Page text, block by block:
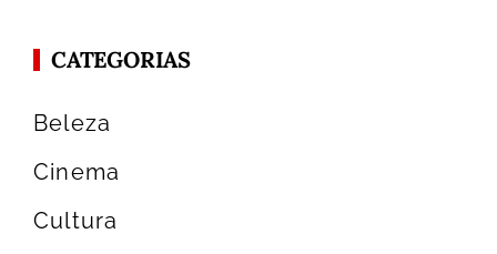
CATEGORIAS
Beleza
Cinema
Cultura